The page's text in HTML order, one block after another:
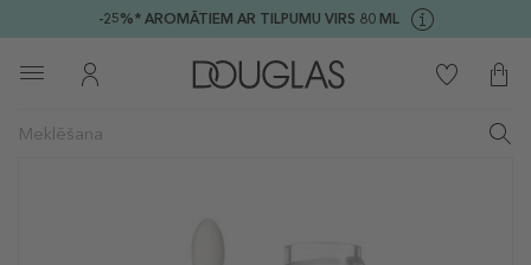
-25%* AROMĀTIEM AR TILPUMU VIRS 80 ML